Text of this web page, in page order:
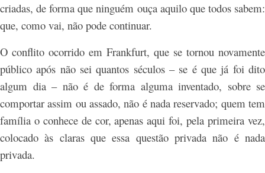
criadas, de forma que ninguém ouça aquilo que todos sabem:
que, como vai, não pode continuar.
O conflito ocorrido em Frankfurt, que se tornou novamente
público após não sei quantos séculos – se é que já foi dito
algum dia – não é de forma alguma inventado, sobre se
comportar assim ou assado, não é nada reservado; quem tem
família o conhece de cor, apenas aqui foi, pela primeira vez,
colocado às claras que essa questão privada não é nada
privada.